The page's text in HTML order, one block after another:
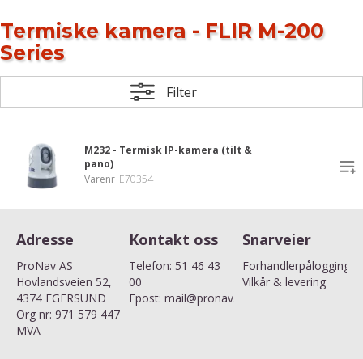
Termiske kamera - FLIR M-200
Series
Filter
M232 - Termisk IP-kamera (tilt &
pano)
Varenr E70354
Adresse
ProNav AS
Hovlandsveien 52,
4374 EGERSUND
Org nr: 971 579 447
MVA
Kontakt oss
Telefon: 51 46 43
00
Epost:mail@pronav.no
Snarveier
Forhandlerpålogging
Vilkår & levering